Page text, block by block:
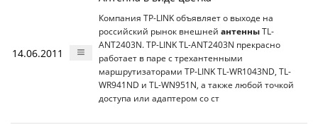
14.06.2011
Компания TP-LINK объявляет о выходе на
российский рынок внешней антенны TL-
ANT2403N. TP-LINK TL-ANT2403N прекрасно
работает в паре с трехантенными
маршрутизаторами TP-LINK TL-WR1043ND, TL-
WR941ND и TL-WN951N, а также любой точкой
доступа или адаптером со ст